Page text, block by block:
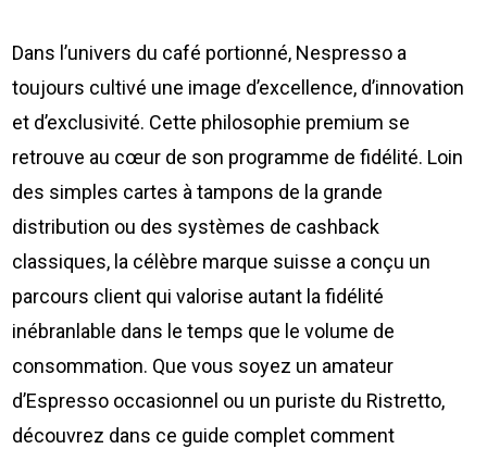
Dans l’univers du café portionné, Nespresso a
toujours cultivé une image d’excellence, d’innovation
et d’exclusivité. Cette philosophie premium se
retrouve au cœur de son programme de fidélité. Loin
des simples cartes à tampons de la grande
distribution ou des systèmes de cashback
classiques, la célèbre marque suisse a conçu un
parcours client qui valorise autant la fidélité
inébranlable dans le temps que le volume de
consommation. Que vous soyez un amateur
d’Espresso occasionnel ou un puriste du Ristretto,
découvrez dans ce guide complet comment